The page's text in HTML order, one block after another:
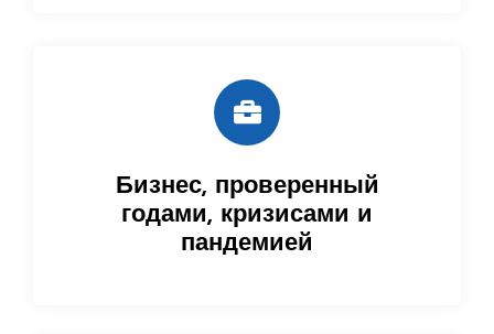
Бизнес, проверенный
годами, кризисами и
пандемией